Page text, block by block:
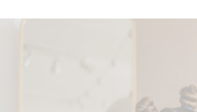
Handels- og